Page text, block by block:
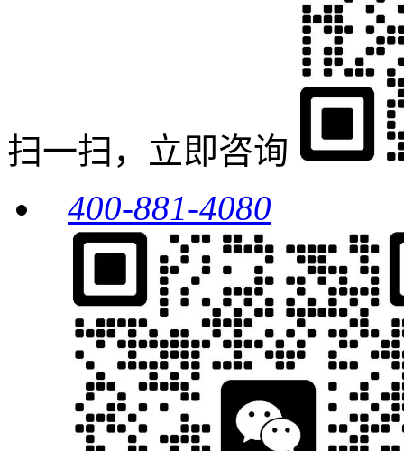
扫一扫，立即咨询
400-881-4080